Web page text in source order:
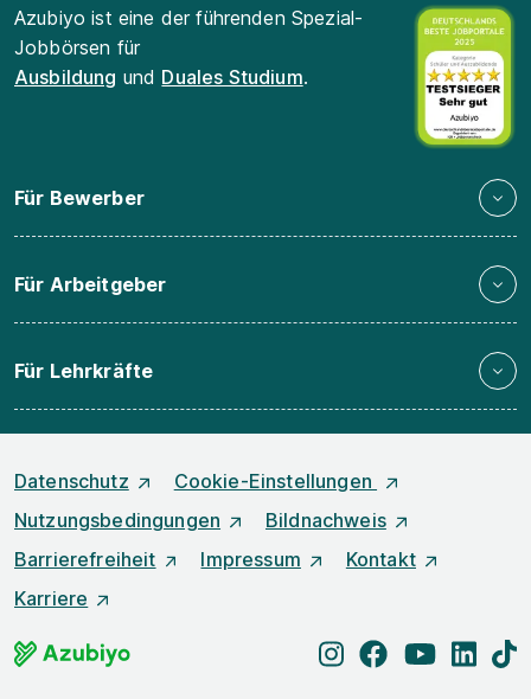
Azubiyo ist eine der führenden Spezial-
Jobbörsen für
Ausbildung und Duales Studium.
Für Bewerber
Für Arbeitgeber
Für Lehrkräfte
Datenschutz
Cookie-Einstellungen
Nutzungsbedingungen
Bildnachweis
Barrierefreiheit
Impressum
Kontakt
Karriere
instagram
facebookyoutube